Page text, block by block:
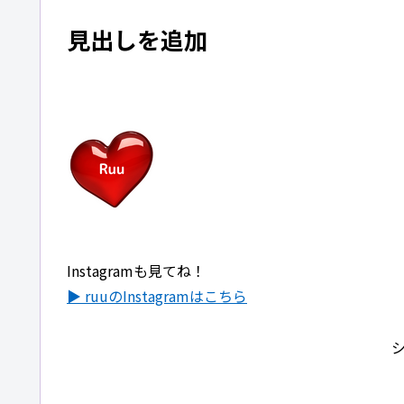
見出しを追加
Instagramも見てね！
▶ ruuのInstagramはこちら